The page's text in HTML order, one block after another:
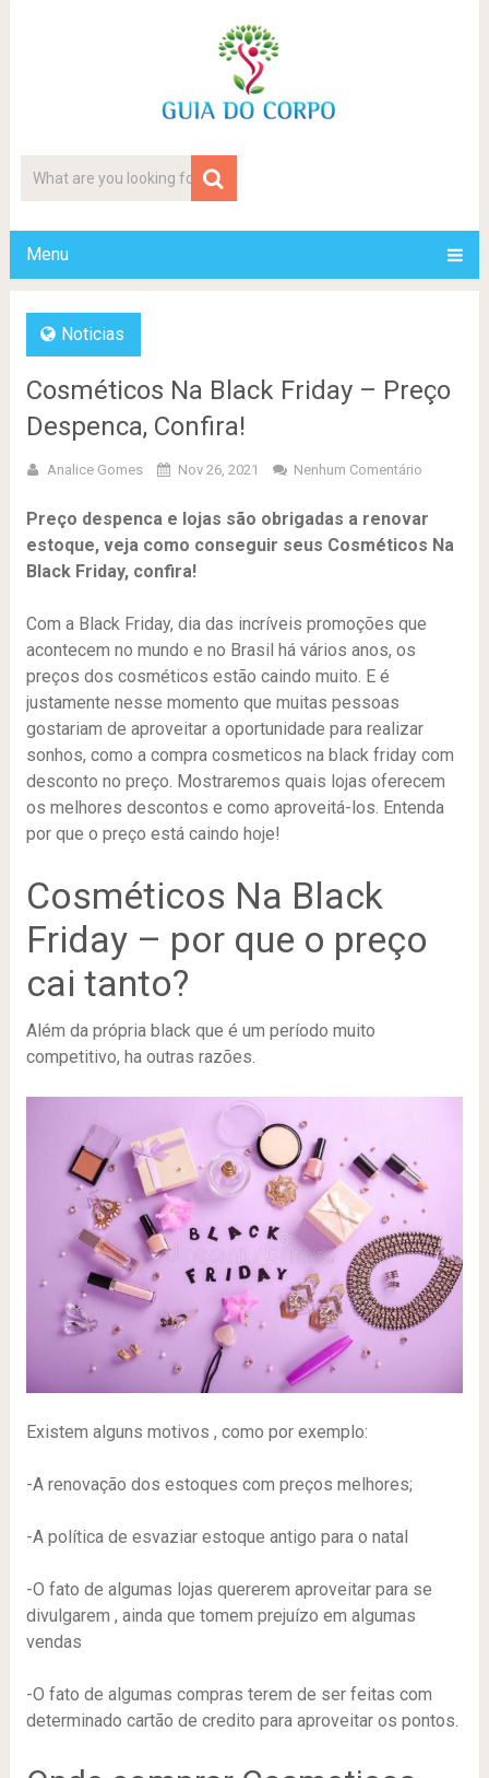
Menu
Noticias
Cosméticos Na Black Friday – Preço
Despenca, Confira!
Analice Gomes Nov 26, 2021 Nenhum Comentário
Preço despenca e lojas são obrigadas a renovar
estoque, veja como conseguir seus Cosméticos Na
Black Friday, confira!
Com a Black Friday, dia das incríveis promoções que
acontecem no mundo e no Brasil há vários anos, os
preços dos cosméticos estão caindo muito. E é
justamente nesse momento que muitas pessoas
gostariam de aproveitar a oportunidade para realizar
sonhos, como a compra cosmeticos na black friday com
desconto no preço. Mostraremos quais lojas oferecem
os melhores descontos e como aproveitá-los. Entenda
por que o preço está caindo hoje!
Cosméticos Na Black
Friday – por que o preço
cai tanto?
Além da própria black que é um período muito
competitivo, ha outras razões.
Existem alguns motivos , como por exemplo:
-A renovação dos estoques com preços melhores;
-A política de esvaziar estoque antigo para o natal
-O fato de algumas lojas quererem aproveitar para se
divulgarem , ainda que tomem prejuízo em algumas
vendas
-O fato de algumas compras terem de ser feitas com
determinado cartão de credito para aproveitar os pontos.